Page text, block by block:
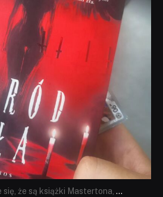
się, że są książki Mastertona, ...